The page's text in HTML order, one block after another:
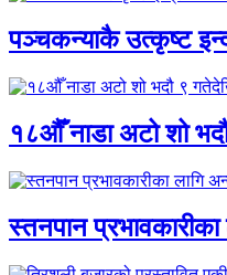
पञ्चकन्याकै उत्कृष्ट
१८औँ नाडा अटो शो
स्तनपान